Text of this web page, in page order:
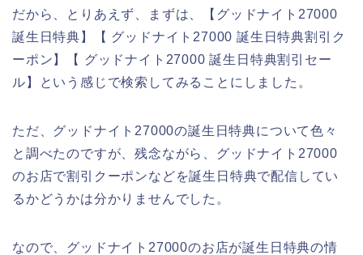
だから、とりあえず、まずは、【グッドナイト27000
誕生日特典】【 グッドナイト27000 誕生日特典割引ク
ーポン】【 グッドナイト27000 誕生日特典割引セー
ル】という感じで検索してみることにしました。
ただ、グッドナイト27000の誕生日特典について色々
と調べたのですが、残念ながら、グッドナイト27000
のお店で割引クーポンなどを誕生日特典で配信してい
るかどうかは分かりませんでした。
なので、グッドナイト27000のお店が誕生日特典の情